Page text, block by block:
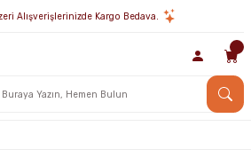
Alışverişlerinizde Kargo Bedava.